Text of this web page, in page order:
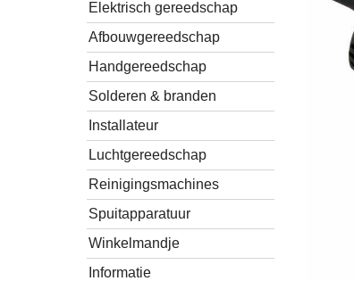
Elektrisch gereedschap
Afbouwgereedschap
Handgereedschap
Solderen & branden
Installateur
Luchtgereedschap
Reinigingsmachines
Spuitapparatuur
Winkelmandje
Informatie